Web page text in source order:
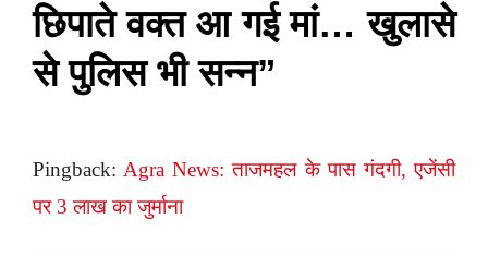
छिपाते वक्त आ गई मां… खुलासे
से पुलिस भी सन्न”
Pingback: Agra News: ताजमहल के पास गंदगी, एजेंसी
पर 3 लाख का जुर्माना